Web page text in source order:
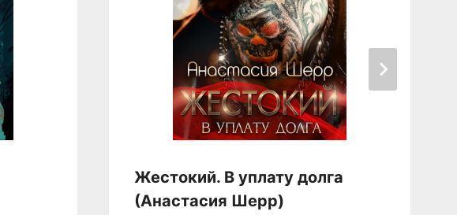
Жестокий. В уплату долга
(Анастасия Шерр)